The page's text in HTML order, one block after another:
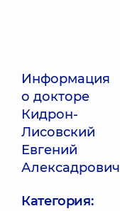
Информация
о докторе
Кидрон-
Лисовский
Евгений
Алексадрович
Категория: